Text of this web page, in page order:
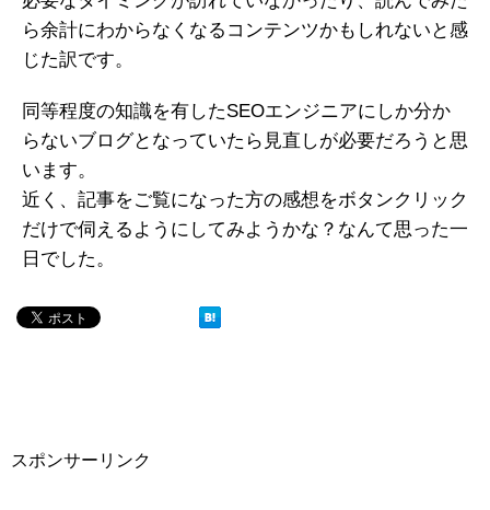
ら余計にわからなくなるコンテンツかもしれないと感
じた訳です。
同等程度の知識を有したSEOエンジニアにしか分か
らないブログとなっていたら見直しが必要だろうと思
います。
近く、記事をご覧になった方の感想をボタンクリック
だけで伺えるようにしてみようかな？なんて思った一
日でした。
スポンサーリンク